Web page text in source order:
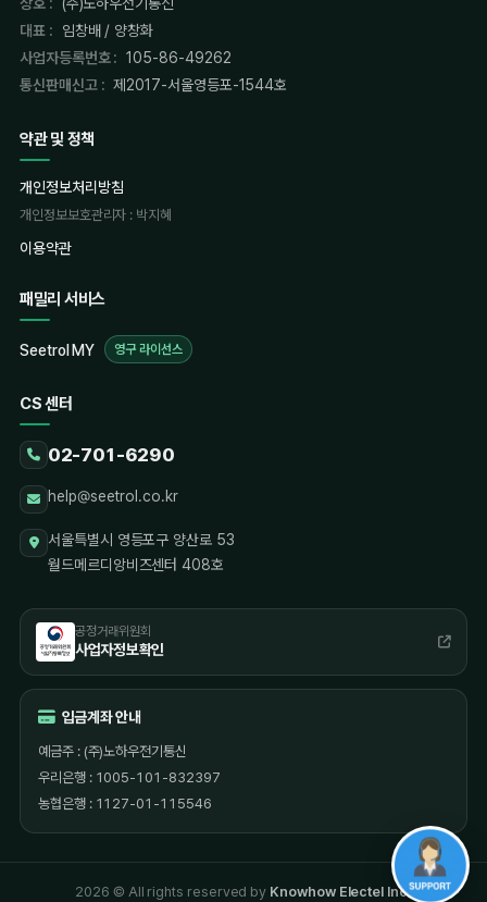
대표 :
임창배 / 양창화
사업자등록번호 : 105-86-49262
통신판매신고 : 제2017-서울영등포-1544호
약관 및 정책
개인정보처리방침
개인정보보호관리자 : 박지혜
이용약관
패밀리 서비스
Seetrol MY 영구 라이선스
CS 센터
02-701-6290
help@seetrol.co.kr
서울특별시 영등포구 양산로 53
월드메르디앙비즈센터 408호
공정거래위원회
사업자정보확인
입금계좌 안내
예금주 : (주)노하우전기통신
우리은행 : 1005-101-832397
농협은행 : 1127-01-115546
2026 © All rights reserved by Knowhow Electel Inc.